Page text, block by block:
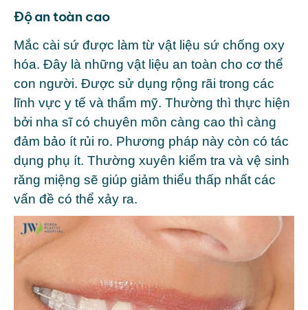
Độ an toàn cao
Mắc cài sứ được làm từ vật liệu sứ chống oxy
hóa. Đây là những vật liệu an toàn cho cơ thể
con người. Được sử dụng rộng rãi trong các
lĩnh vực y tế và thẩm mỹ. Thường thì thực hiện
bởi nha sĩ có chuyên môn càng cao thì càng
đảm bảo ít rủi ro. Phương pháp này còn có tác
dụng phụ ít. Thường xuyên kiểm tra và vệ sinh
răng miệng sẽ giúp giảm thiểu thấp nhất các
vấn đề có thể xảy ra.